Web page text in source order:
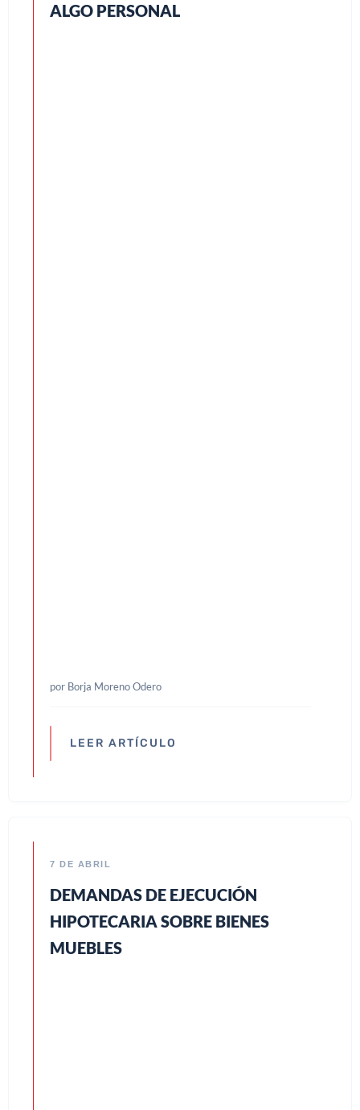
ALGO PERSONAL
por Borja Moreno Odero
LEER ARTÍCULO
7 DE ABRIL
DEMANDAS DE EJECUCIÓN
HIPOTECARIA SOBRE BIENES
MUEBLES